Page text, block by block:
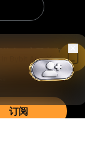
人：立即申购
包括损失所有
订阅
in Bybit App